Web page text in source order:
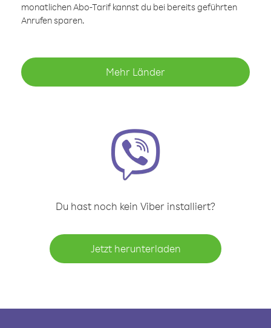
monatlichen Abo-Tarif kannst du bei bereits geführten
Anrufen sparen.
Mehr Länder
Du hast noch kein Viber installiert?
Jetzt herunterladen